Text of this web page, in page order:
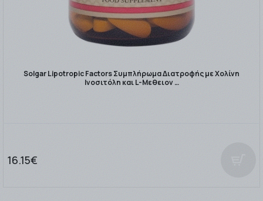
Solgar Lipotropic Factors Συμπλήρωμα Διατροφής με Χολίνη
Ινοσιτόλη και L-Μεθειον …
16.15€